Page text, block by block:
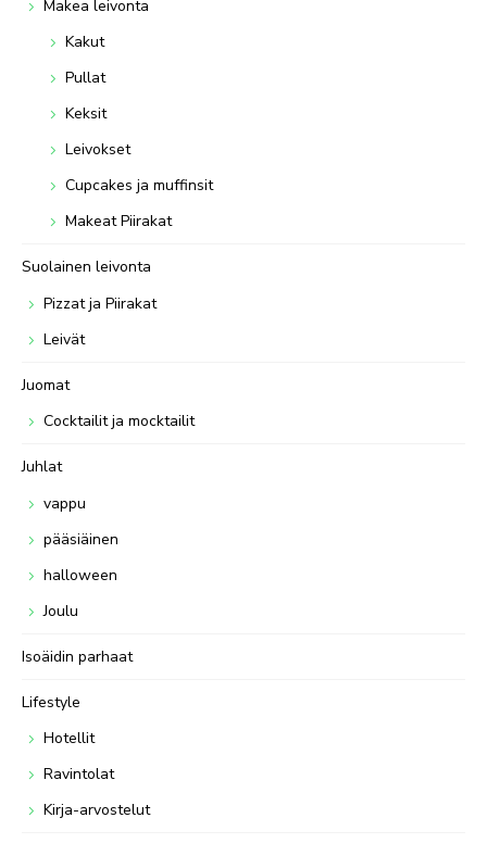
Makea leivonta
Kakut
Pullat
Keksit
Leivokset
Cupcakes ja muffinsit
Makeat Piirakat
Suolainen leivonta
Pizzat ja Piirakat
Leivät
Juomat
Cocktailit ja mocktailit
Juhlat
vappu
pääsiäinen
halloween
Joulu
Isoäidin parhaat
Lifestyle
Hotellit
Ravintolat
Kirja-arvostelut